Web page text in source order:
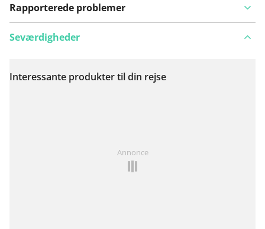
Rapporterede problemer
Se på kort
Seværdigheder
Interessante produkter til din rejse
Annonce